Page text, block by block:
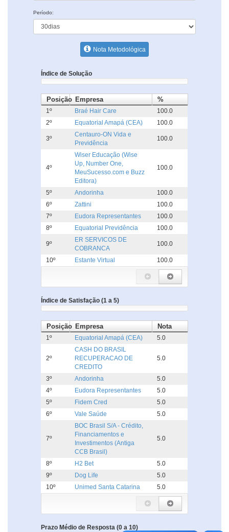
Período:
Nota Metodológica
Índice de Solução
Posição Empresa %
1º Braé Hair Care
100.0
2º
Equatorial Amapá (CEA) 100.0
3º
Centauro-ON Vida e
Previdência
100.0
4º
Wiser Educação (Wise
Up, Number One,
MeuSucesso.com e Buzz
Editora)
100.0
5º Andorinha
100.0
6º
Zattini
100.0
7º
Eudora Representantes
100.0
8º
Equatorial Previdência 100.0
9º
ER SERVICOS DE
COBRANCA
100.0
10º Estante Virtual 100.0
Índice de Satisfação (1 a 5)
Posição Empresa Nota
1º Equatorial Amapá (CEA) 5.0
2º
CASH DO BRASIL
RECUPERACAO DE
CREDITO
5.0
3º Andorinha
5.0
4º
Eudora Representantes
5.0
5º
Fidem Cred
5.0
6º
Vale Saúde 5.0
7º
BOC Brasil S/A - Crédito,
Financiamentos e
Investimentos (Antiga
CCB Brasil)
5.0
8º H2 Bet
5.0
9º
Dog Life
5.0
10º
Unimed Santa Catarina 5.0
Prazo Médio de Resposta (0 a 10)